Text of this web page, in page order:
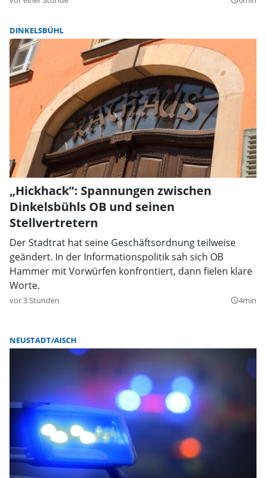
DINKELSBÜHL
„Hickhack”: Spannungen zwischen
Dinkelsbühls OB und seinen
Stellvertretern
Der Stadtrat hat seine Geschäftsordnung teilweise
geändert. In der Informationspolitik sah sich OB
Hammer mit Vorwürfen konfrontiert, dann fielen klare
Worte.
vor 3 Stunden query_builder4min
NEUSTADT/AISCH